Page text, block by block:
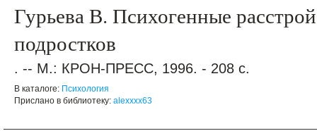
Гурьева В. Психогенные
подростков
. -- М.: КРОН-ПРЕСС, 1996. - 208 с.
В каталоге: Психология
Прислано в библиотеку: alexxxx63